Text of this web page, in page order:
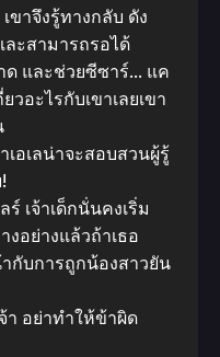
ขาจึงรู้ทางกลับ ดัง
ละสามารถรอได้
ด และช่วยซีซาร์… แค
วอะไรกับเขาเลยเขา
อเลน่าจะสอบสวนผู้รู้
เจ้าเด็กนั่นคงเริ่ม
อย่างแล้วถ้าเธอ
กับการถูกน้องสาวยัน
า อย่าทําให้ข้าผิด